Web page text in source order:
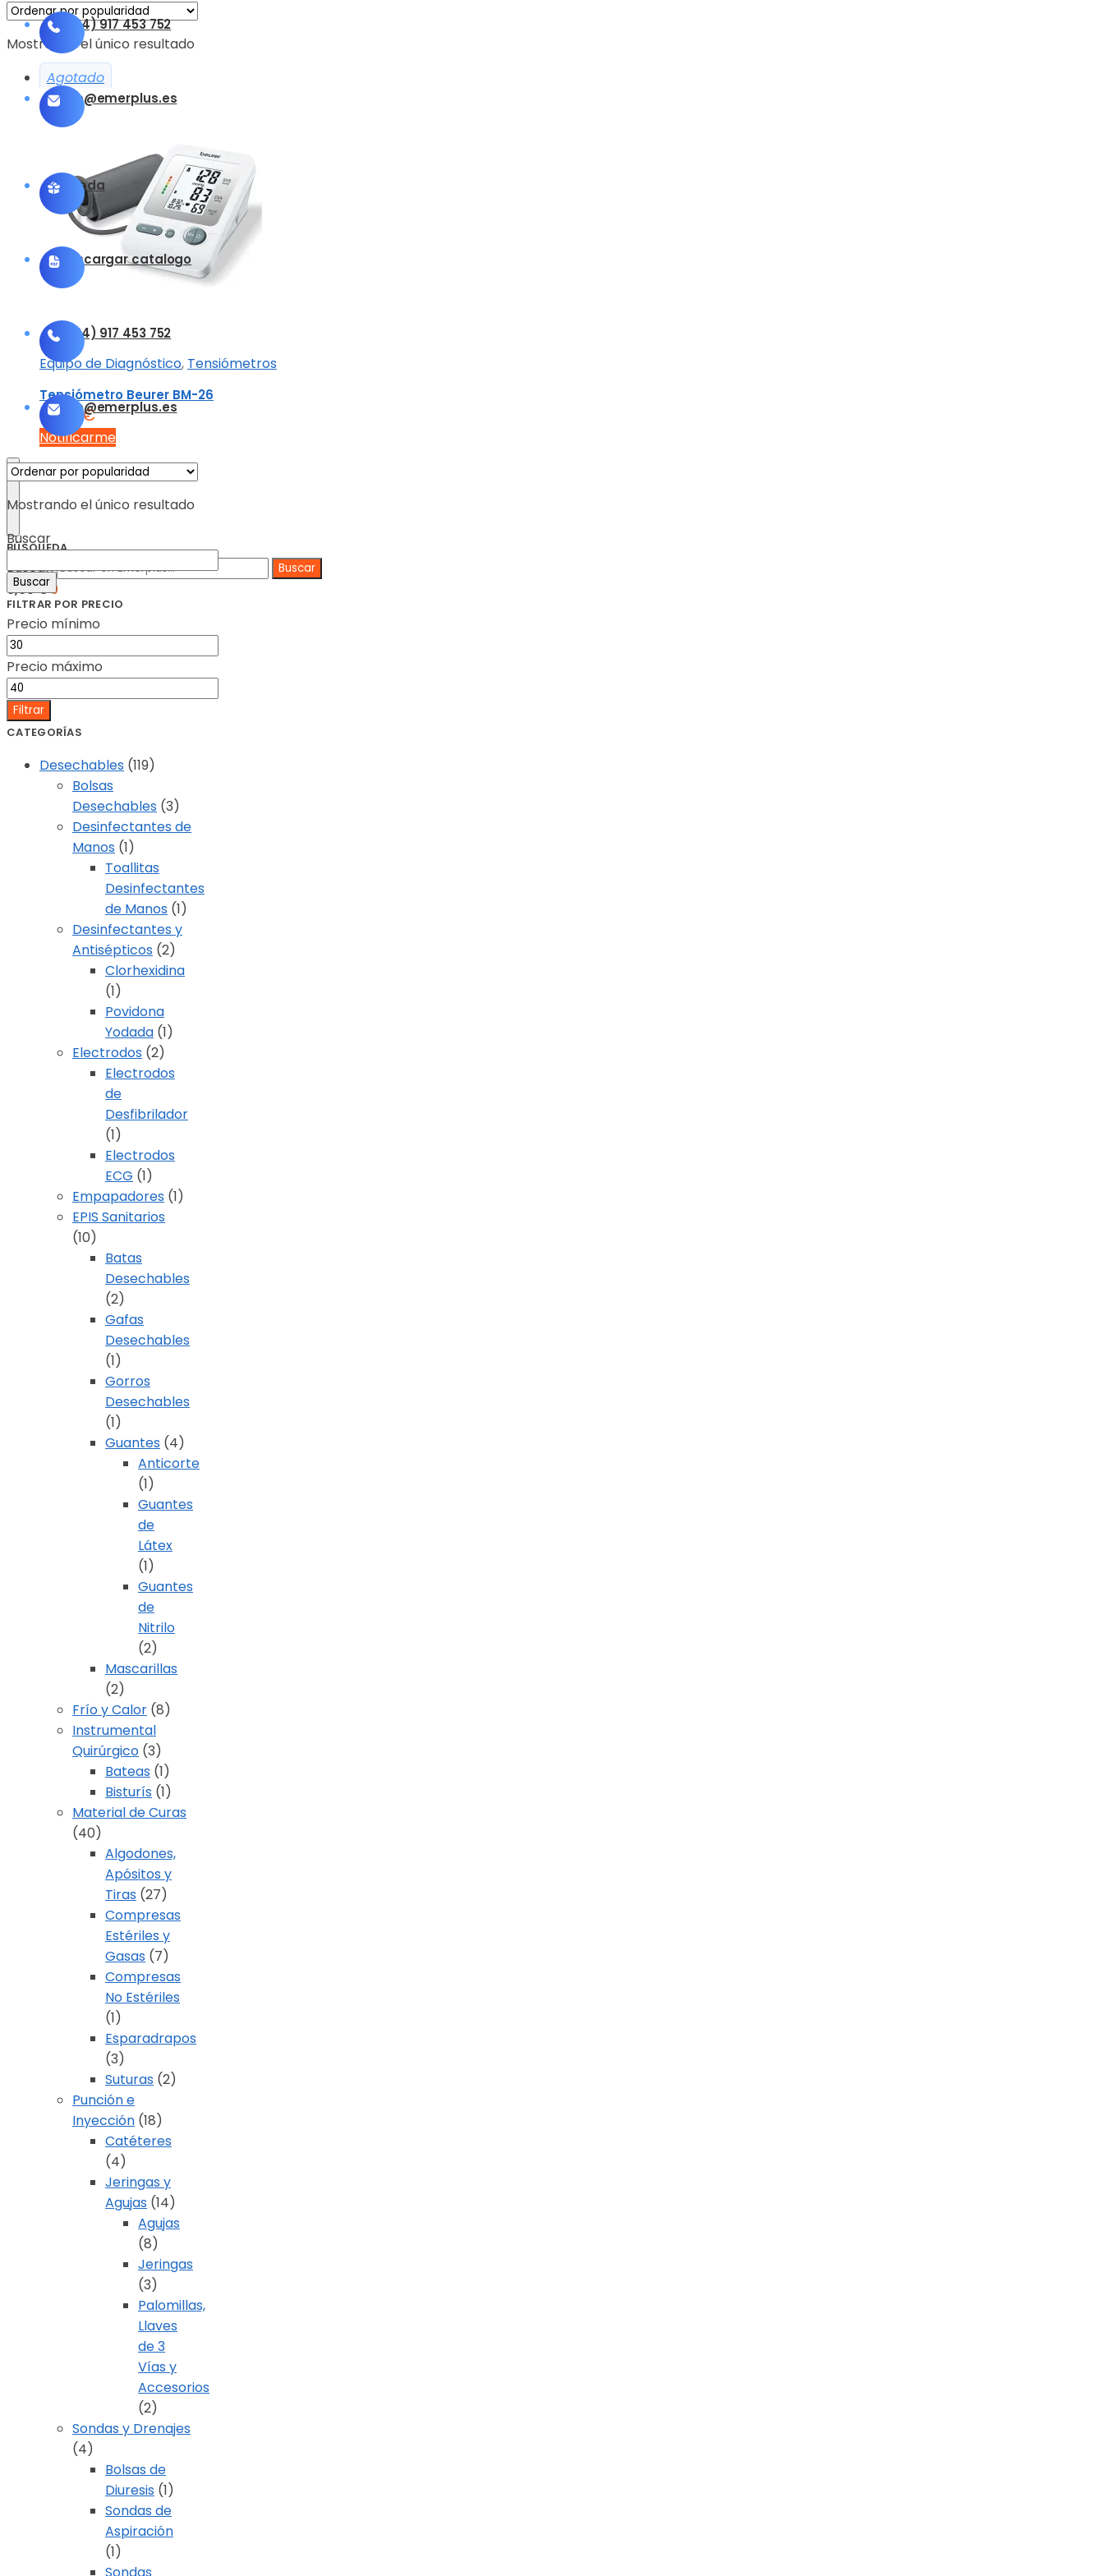
(+34) 917 453 752
info@emerplus.es
Tienda
Descargar catalogo
(+34) 917 453 752
info@emerplus.es
BÚSQUEDA
Buscar:
0,00€0
Mostrando el único resultado
Agotado
Equipo de Diagnóstico, Tensiómetros
Tensiómetro Beurer BM-26
31,75 €
Notificarme
Mostrando el único resultado
Buscar
Buscar
FILTRAR POR PRECIO
Precio mínimo
Precio máximo
Filtrar
CATEGORÍAS
Desechables (119)
Bolsas
Desechables (3)
Desinfectantes de
Manos (1)
Toallitas
Desinfectantes
de Manos (1)
Desinfectantes y
Antisépticos (2)
Clorhexidina
(1)
Povidona
Yodada (1)
Electrodos (2)
Electrodos
de
Desfibrilador
(1)
Electrodos
ECG (1)
Empapadores (1)
EPIS Sanitarios
(10)
Batas
Desechables
(2)
Gafas
Desechables
(1)
Gorros
Desechables
(1)
Guantes (4)
Anticorte
(1)
Guantes
de
Látex
(1)
Guantes
de
Nitrilo
(2)
Mascarillas
(2)
Frío y Calor (8)
Instrumental
Quirúrgico (3)
Bateas (1)
Bisturís (1)
Material de Curas
(40)
Algodones,
Apósitos y
Tiras (27)
Compresas
Estériles y
Gasas (7)
Compresas
No Estériles
(1)
Esparadrapos
(3)
Suturas (2)
Punción e
Inyección (18)
Catéteres
(4)
Jeringas y
Agujas (14)
Agujas
(8)
Jeringas
(3)
Palomillas,
Llaves
de 3
Vías y
Accesorios
(2)
Sondas y Drenajes
(4)
Bolsas de
Diuresis (1)
Sondas de
Aspiración
(1)